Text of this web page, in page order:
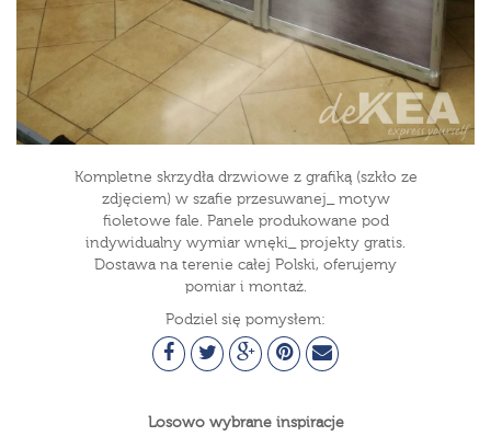
Kompletne skrzydła drzwiowe z grafiką (szkło ze
zdjęciem) w szafie przesuwanej_ motyw
fioletowe fale. Panele produkowane pod
indywidualny wymiar wnęki_ projekty gratis.
Dostawa na terenie całej Polski, oferujemy
pomiar i montaż.
Podziel się pomysłem:
Losowo wybrane inspiracje